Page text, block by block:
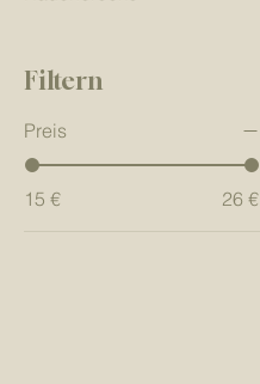
Filtern
Preis
15 € 26 €